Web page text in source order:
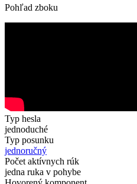
Pohľad zboku
Typ hesla
jednoduché
Typ posunku
jednoručný
Počet aktívnych rúk
jedna ruka v pohybe